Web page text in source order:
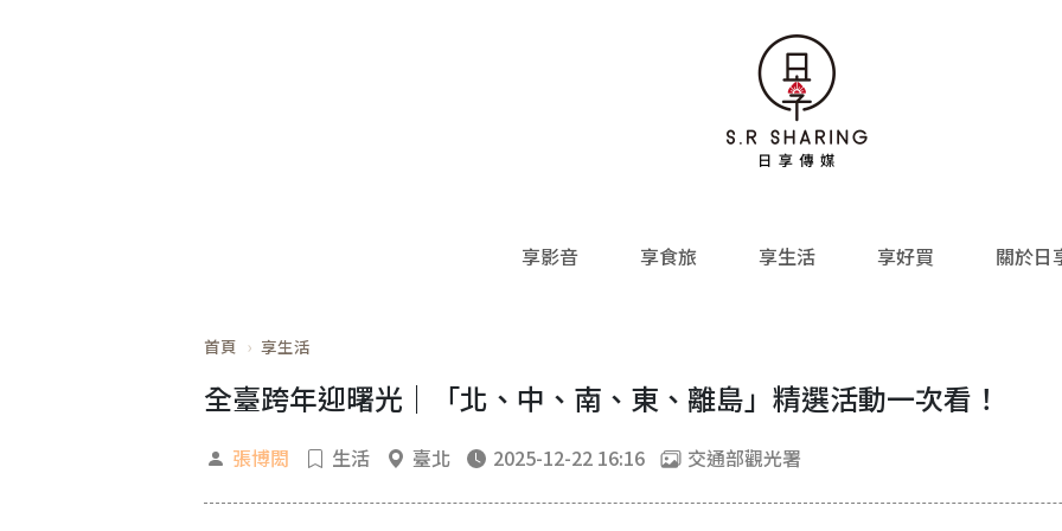
享影音 享食旅 享生活 享好買 關於日
首頁 享生活
全臺跨年迎曙光｜「北、中、南、東、離島」精選活動一次看！
張博閎 生活 臺北 2025-12-22 16:16 交通部觀光署